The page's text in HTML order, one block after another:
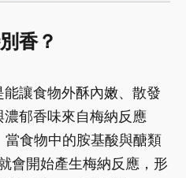
香？
讓食物外酥內嫩、散發
郁香味來自梅納反應
食物中的胺基酸與醣類
會開始產生梅納反應，形